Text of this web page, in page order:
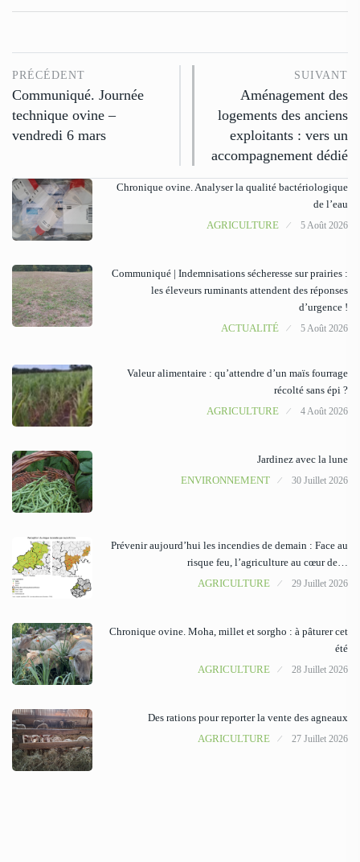
PRÉCÉDENT
Communiqué. Journée
technique ovine –
vendredi 6 mars
SUIVANT
Aménagement des
logements des anciens
exploitants : vers un
accompagnement dédié
Chronique ovine. Analyser la qualité bactériologique
de l’eau
AGRICULTURE
5 Août 2026
Communiqué | Indemnisations sécheresse sur prairies :
les éleveurs ruminants attendent des réponses
d’urgence !
ACTUALITÉ
5 Août 2026
Valeur alimentaire : qu’attendre d’un maïs fourrage
récolté sans épi ?
AGRICULTURE
4 Août 2026
Jardinez avec la lune
ENVIRONNEMENT
30 Juillet 2026
Prévenir aujourd’hui les incendies de demain : Face au
risque feu, l’agriculture au cœur de…
AGRICULTURE
29 Juillet 2026
Chronique ovine. Moha, millet et sorgho : à pâturer cet
été
AGRICULTURE
28 Juillet 2026
Des rations pour reporter la vente des agneaux
AGRICULTURE
27 Juillet 2026